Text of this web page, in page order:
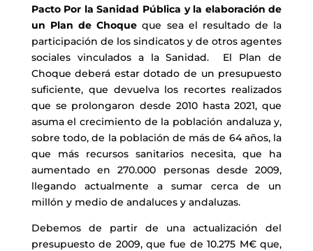
Pacto Por la Sanidad Pública y la elaboración de
un Plan de Choque que sea el resultado de la
participación de los sindicatos y de otros agentes
sociales vinculados a la Sanidad. El Plan de
Choque deberá estar dotado de un presupuesto
suficiente, que devuelva los recortes realizados
que se prolongaron desde 2010 hasta 2021, que
asuma el crecimiento de la población andaluza y,
sobre todo, de la población de más de 64 años, la
que más recursos sanitarios necesita, que ha
aumentado en 270.000 personas desde 2009,
llegando actualmente a sumar cerca de un
millón y medio de andaluces y andaluzas.
Debemos de partir de una actualización del
presupuesto de 2009, que fue de 10.275 M€ que,